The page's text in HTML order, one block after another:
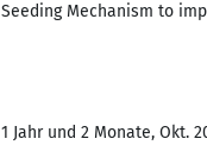
Seeding Mechanism to
1 Jahr und 2 Monate, Okt.